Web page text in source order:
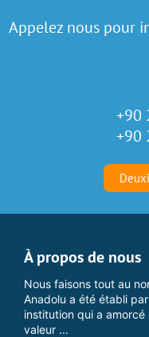
Appelez nous pour
+90
+90
À propos de nous
Nous faisons tout au
Anadolu a été établi
institution qui a
valeur ...